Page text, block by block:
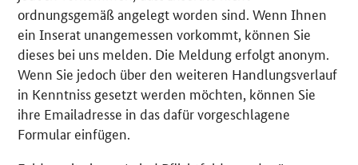
ordnungsgemäß angelegt worden sind. Wenn Ihnen
ein Inserat unangemessen vorkommt, können Sie
dieses bei uns melden. Die Meldung erfolgt anonym.
Wenn Sie jedoch über den weiteren Handlungsverlauf
in Kenntniss gesetzt werden möchten, können Sie
ihre Emailadresse in das dafür vorgeschlagene
Formular einfügen.